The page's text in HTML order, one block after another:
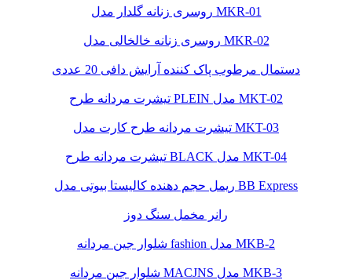
روسری زنانه گلدار مدل MKR-01
روسری زنانه خالخالی مدل MKR-02
دستمال مرطوب پاک کننده آرایش دافی 20 عددی
تیشرت مردانه طرح PLEIN مدل MKT-02
تیشرت مردانه طرح کارت مدل MKT-03
تیشرت مردانه طرح BLACK مدل MKT-04
ریمل حجم دهنده کالیستا بیوتی مدل BB Express
رانر مخمل سنگ دوز
شلوار جین مردانه fashion مدل MKB-2
شلوار جین مردانه MACJNS مدل MKB-3